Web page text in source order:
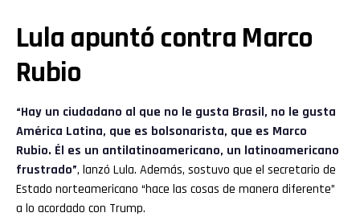
Lula apuntó contra Marco
Rubio
“Hay un ciudadano al que no le gusta Brasil, no le gusta
América Latina, que es bolsonarista, que es Marco
Rubio. Él es un antilatinoamericano, un latinoamericano
frustrado”, lanzó Lula. Además, sostuvo que el secretario de
Estado norteamericano “hace las cosas de manera diferente”
a lo acordado con Trump.